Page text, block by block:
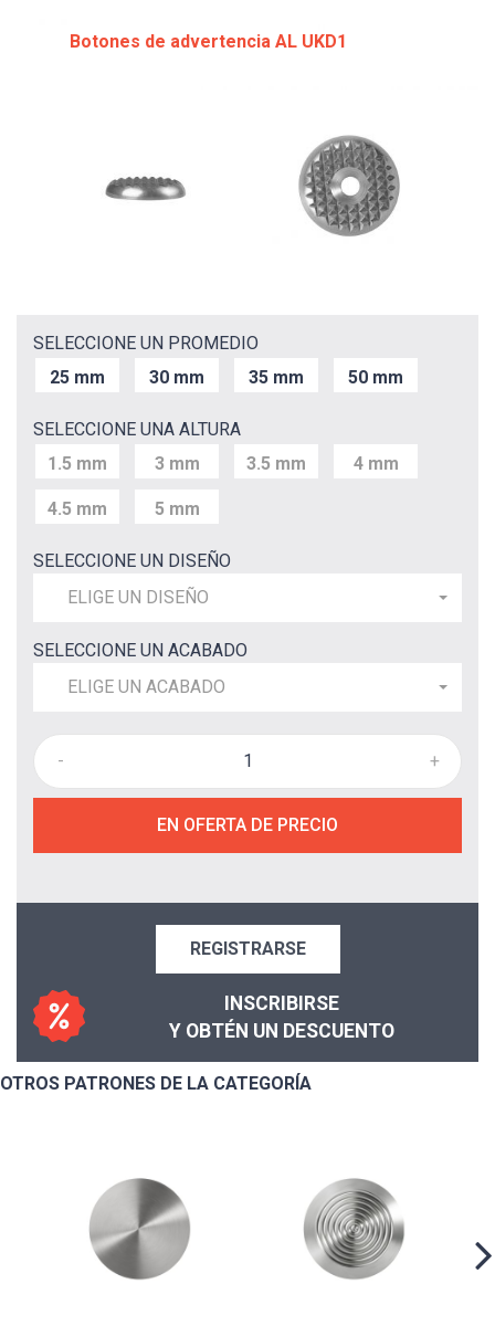
Botones de advertencia AL UKD1
SELECCIONE UN PROMEDIO
25 mm
30 mm 35 mm 50 mm
SELECCIONE UNA ALTURA
1.5 mm
3 mm 3.5 mm 4 mm
4.5 mm 5 mm
SELECCIONE UN DISEÑO
ELIGE UN DISEÑO
SELECCIONE UN ACABADO
ELIGE UN ACABADO
- +
EN OFERTA DE PRECIO
REGISTRARSE
INSCRIBIRSE
Y OBTÉN UN DESCUENTO
OTROS PATRONES DE LA CATEGORÍA